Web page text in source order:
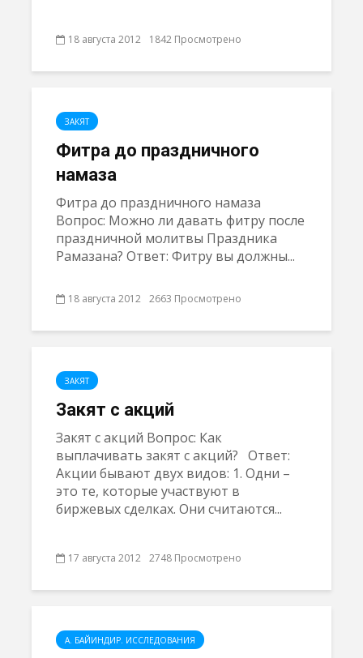
18 августа 2012 1842 Просмотрено
ЗАКЯТ
Фитра до праздничного
намаза
Фитра до праздничного намаза
Вопрос: Можно ли давать фитру после
праздничной молитвы Праздника
Рамазана? Ответ: Фитру вы должны...
18 августа 2012 2663 Просмотрено
ЗАКЯТ
Закят с акций
Закят с акций Вопрос: Как
выплачивать закят с акций? Ответ:
Акции бывают двух видов: 1. Одни –
это те, которые участвуют в
биржевых сделках. Они считаются...
17 августа 2012 2748 Просмотрено
А. БАЙИНДИР. ИССЛЕДОВАНИЯ